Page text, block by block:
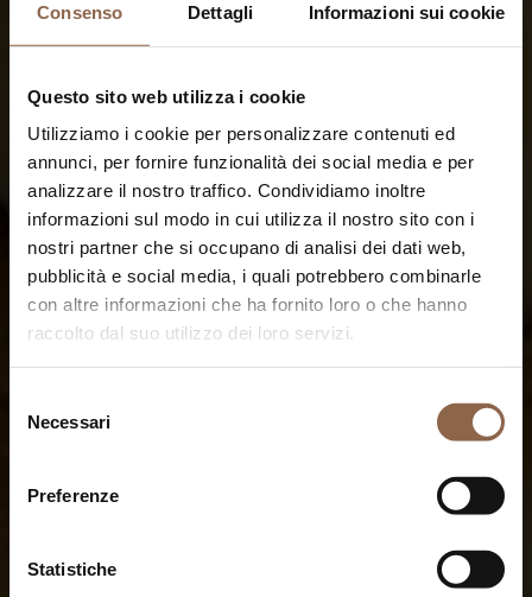
Consenso Dettagli Informazioni sui cookie
Questo sito web utilizza i cookie
Utilizziamo i cookie per personalizzare contenuti ed
annunci, per fornire funzionalità dei social media e per
analizzare il nostro traffico. Condividiamo inoltre
informazioni sul modo in cui utilizza il nostro sito con i
nostri partner che si occupano di analisi dei dati web,
pubblicità e social media, i quali potrebbero combinarle
con altre informazioni che ha fornito loro o che hanno
raccolto dal suo utilizzo dei loro servizi.
delNecessari
Preferenze
Statistiche